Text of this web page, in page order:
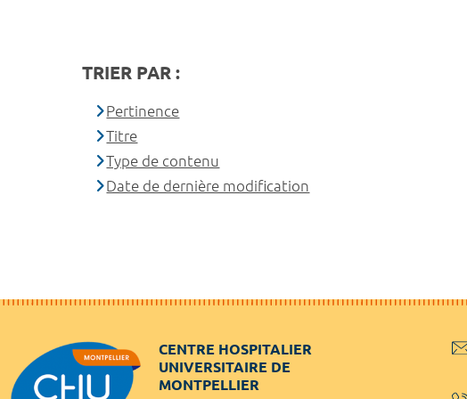
TRIER PAR :
Pertinence
Titre
Type de contenu
Date de dernière modification
CENTRE HOSPITALIER
UNIVERSITAIRE DE
MONTPELLIER